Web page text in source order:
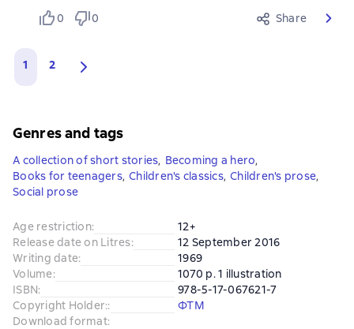
0 0 Share
1 2
Genres and tags
A collection of short stories, Becoming a hero,
Books for teenagers, Children's classics, Children's prose,
Social prose
Age restriction:
12+
Release date on Litres:
12 September 2016
Writing date:
1969
Volume:
1070 p. 1 illustration
ISBN:
978-5-17-067621-7
Copyright Holder::
ФТМ
Download format: